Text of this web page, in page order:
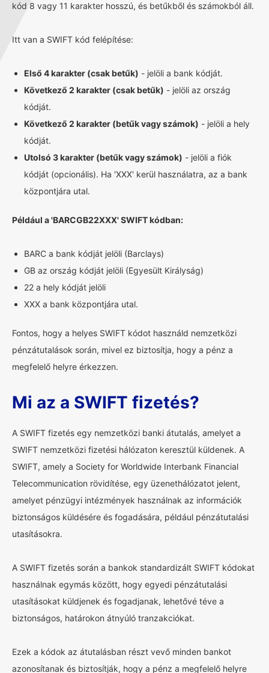
kód 8 vagy 11 karakter hosszú, és betűkből és számokból áll.
Itt van a SWIFT kód felépítése:
Első 4 karakter (csak betűk) - jelöli a bank kódját.
Következő 2 karakter (csak betűk) - jelöli az ország
kódját.
Következő 2 karakter (betűk vagy számok) - jelöli a hely
kódját.
Utolsó 3 karakter (betűk vagy számok) - jelöli a fiók
kódját (opcionális). Ha 'XXX' kerül használatra, az a bank
központjára utal.
Például a 'BARCGB22XXX' SWIFT kódban:
BARC a bank kódját jelöli (Barclays)
GB az ország kódját jelöli (Egyesült Királyság)
22 a hely kódját jelöli
XXX a bank központjára utal.
Fontos, hogy a helyes SWIFT kódot használd nemzetközi
pénzátutalások során, mivel ez biztosítja, hogy a pénz a
megfelelő helyre érkezzen.
Mi az a SWIFT fizetés?
A SWIFT fizetés egy nemzetközi banki átutalás, amelyet a
SWIFT nemzetközi fizetési hálózaton keresztül küldenek. A
SWIFT, amely a Society for Worldwide Interbank Financial
Telecommunication rövidítése, egy üzenethálózatot jelent,
amelyet pénzügyi intézmények használnak az információk
biztonságos küldésére és fogadására, például pénzátutalási
utasításokra.
A SWIFT fizetés során a bankok standardizált SWIFT kódokat
használnak egymás között, hogy egyedi pénzátutalási
utasításokat küldjenek és fogadjanak, lehetővé téve a
biztonságos, határokon átnyúló tranzakciókat.
Ezek a kódok az átutalásban részt vevő minden bankot
azonosítanak és biztosítják, hogy a pénz a megfelelő helyre